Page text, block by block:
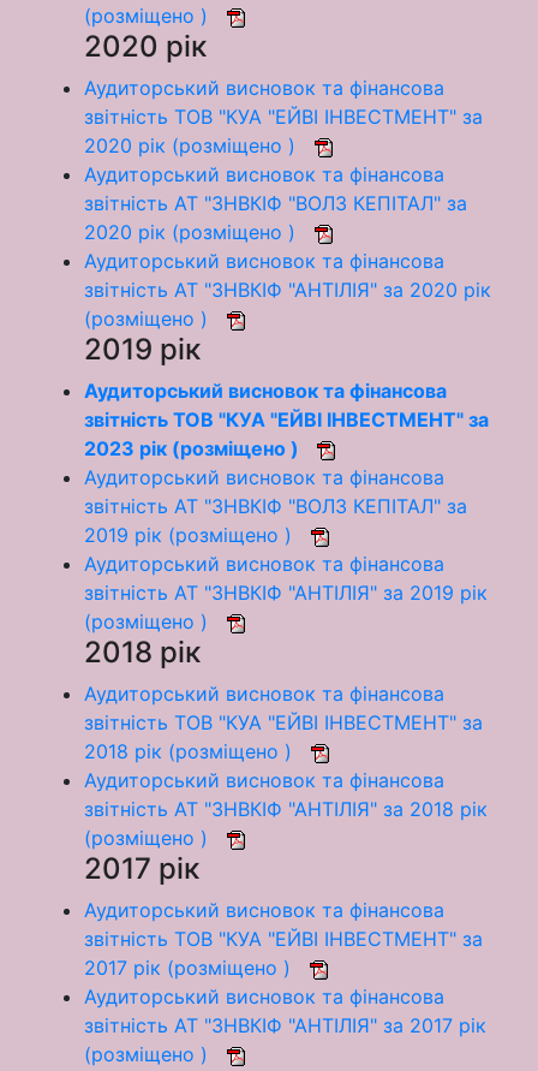
(розміщено )
2020 рік
Аудиторський висновок та фінансова
звітність ТОВ "КУА "ЕЙВІ ІНВЕСТМЕНТ" за
2020 рік (розміщено )
Аудиторський висновок та фінансова
звітність АТ "ЗНВКІФ "ВОЛЗ КЕПІТАЛ" за
2020 рік (розміщено )
Аудиторський висновок та фінансова
звітність АТ "ЗНВКІФ "АНТІЛІЯ" за 2020 рік
(розміщено )
2019 рік
Аудиторський висновок та фінансова
звітність ТОВ "КУА "ЕЙВІ ІНВЕСТМЕНТ" за
2023 рік (розміщено )
Аудиторський висновок та фінансова
звітність АТ "ЗНВКІФ "ВОЛЗ КЕПІТАЛ" за
2019 рік (розміщено )
Аудиторський висновок та фінансова
звітність АТ "ЗНВКІФ "АНТІЛІЯ" за 2019 рік
(розміщено )
2018 рік
Аудиторський висновок та фінансова
звітність ТОВ "КУА "ЕЙВІ ІНВЕСТМЕНТ" за
2018 рік (розміщено )
Аудиторський висновок та фінансова
звітність АТ "ЗНВКІФ "АНТІЛІЯ" за 2018 рік
(розміщено )
2017 рік
Аудиторський висновок та фінансова
звітність ТОВ "КУА "ЕЙВІ ІНВЕСТМЕНТ" за
2017 рік (розміщено )
Аудиторський висновок та фінансова
звітність АТ "ЗНВКІФ "АНТІЛІЯ" за 2017 рік
(розміщено )